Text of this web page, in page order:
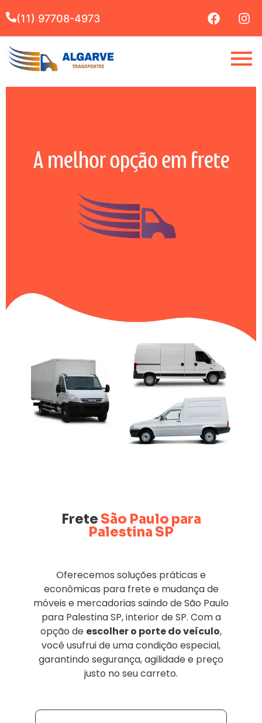
(11) 97708-4973
Frete São Paulo para
Palestina SP
Oferecemos soluções práticas e
econômicas para frete e mudança de
móveis e mercadorias saindo de São Paulo
para Palestina SP, interior de SP. Com a
opção de escolher o porte do veículo,
você usufrui de uma condição especial,
garantindo segurança, agilidade e preço
justo no seu carreto.